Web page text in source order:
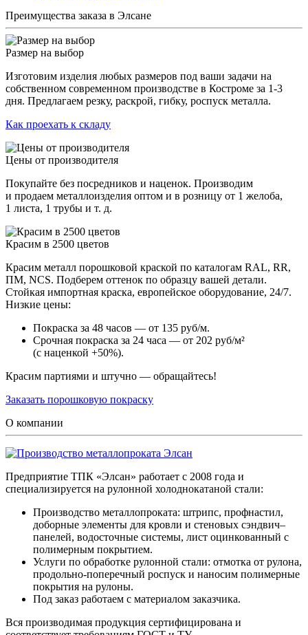
Преимущества заказа в Элсане
Размер на выбор
Изготовим изделия любых размеров под ваши задачи на
собственном современном производстве в Костроме за 1-3
дня. Предлагаем резку, раскрой, гибку, роспуск металла.
Как проехать к складу
Цены от производителя
Покупайте без посредников и наценок. Производим
и продаем металлоизделия оптом и в розницу от 1 желоба,
1 листа, 1 трубы и т. д.
Красим в 2500 цветов
Красим металл порошковой краской по каталогам RAL, RR,
ПМ, NCS. Подберем оттенок по образцу вашей детали.
Стойкая импортная краска, европейское оборудование, 24/7.
Низкие цены:
Покраска за 48 часов — от 135 руб/м.
Срочная покраска за 24 часа — от 202 руб/м²
(с наценкой +50%).
Красим партиями и штучно — обращайтесь!
Заказать порошковую покраску
О компании
Предприятие ТПК «Элсан» работает с 2008 года и
специализируется на рулонной холоднокатаной стали:
Производство металлопроката: штрипс, профнастил,
доборные элементы для кровли и стеновых сэндвич–
панелей, водосточные системы, лист оцинкованный с
полимерным покрытием.
Услуги по обработке рулонной стали: отмотка от рулона,
продольно-поперечный роспуск и наносим полимерные
покрытия на рулоны.
Под заказ работаем с материалом заказчика.
Вся производимая продукция сертифицирована и